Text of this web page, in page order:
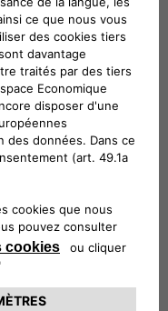
ESTIMER
ligne qui vous
une estimation de